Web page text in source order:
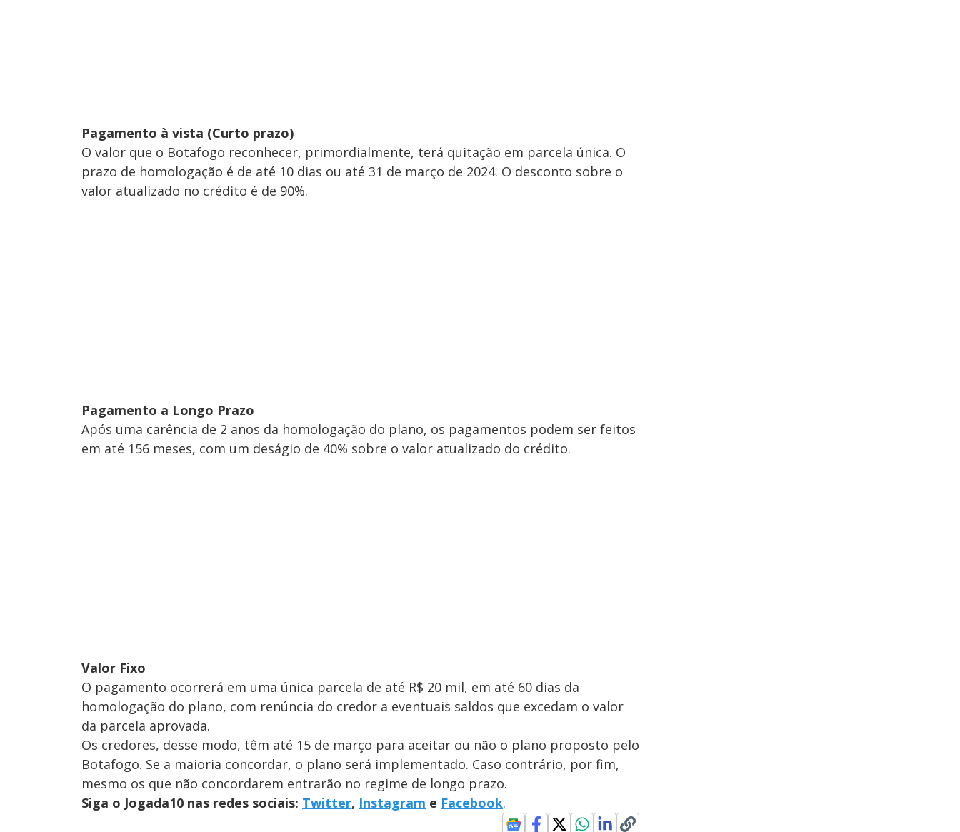
Pagamento à vista (Curto prazo)
O valor que o Botafogo reconhecer, primordialmente, terá quitação em parcela única. O
prazo de homologação é de até 10 dias ou até 31 de março de 2024. O desconto sobre o
valor atualizado no crédito é de 90%.
Pagamento a Longo Prazo
Após uma carência de 2 anos da homologação do plano, os pagamentos podem ser feitos
em até 156 meses, com um deságio de 40% sobre o valor atualizado do crédito.
Valor Fixo
O pagamento ocorrerá em uma única parcela de até R$ 20 mil, em até 60 dias da
homologação do plano, com renúncia do credor a eventuais saldos que excedam o valor
da parcela aprovada.
Os credores, desse modo, têm até 15 de março para aceitar ou não o plano proposto pelo
Botafogo. Se a maioria concordar, o plano será implementado. Caso contrário, por fim,
mesmo os que não concordarem entrarão no regime de longo prazo.
Siga o Jogada10 nas redes sociais: Twitter, Instagram e Facebook.